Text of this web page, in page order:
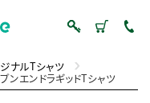
ナルTシャツ
エンドラギッドTシャツ